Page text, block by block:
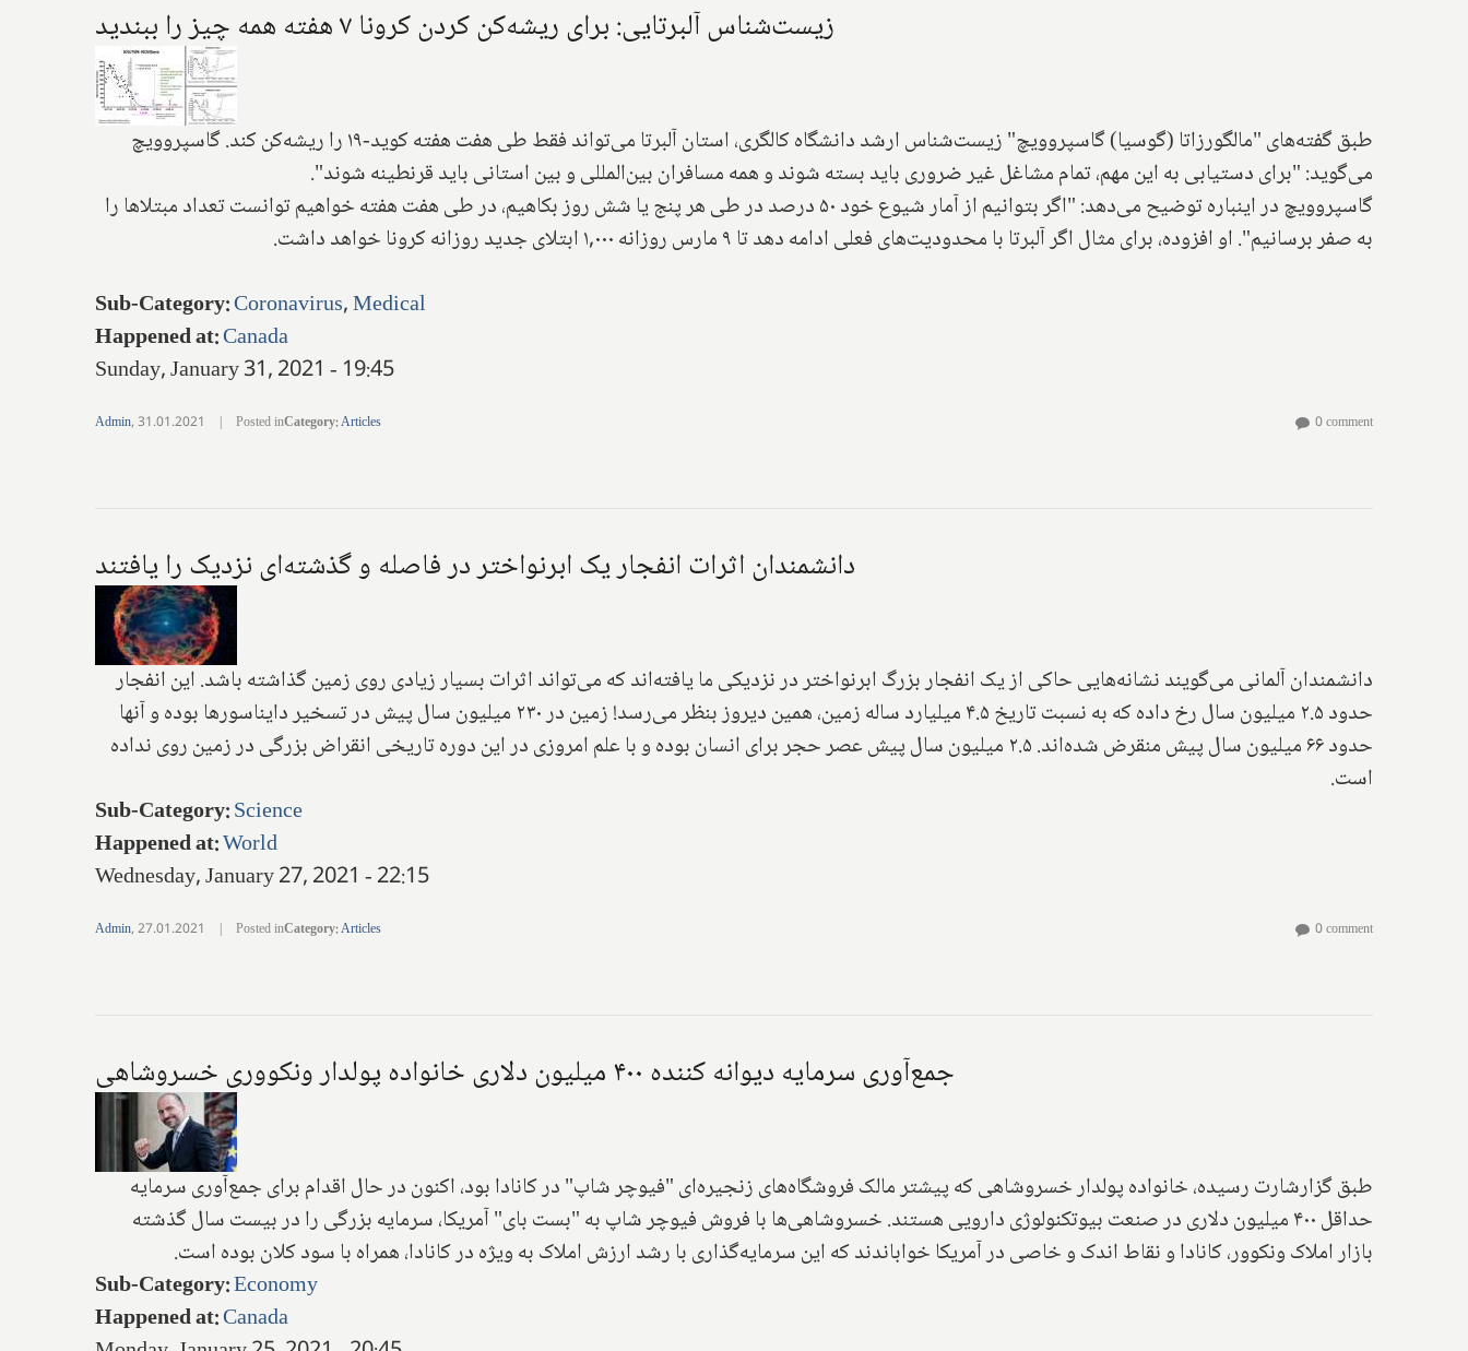
زیست‌شناس آلبرتایی: برای ریشه‌کن کردن کرونا ۷ هفته همه چیز را ببندید
طبق گفته‌های "مالگورزاتا (گوسیا) گاسپروویچ" زیست‌شناس ارشد دانشگاه کالگری، استان آلبرتا می‌تواند فقط طی هفت هفته کوید-۱۹ را ریشه‌کن کند. گاسپروویچ
می‌گوید: "برای دستیابی به این مهم، تمام مشاغل غیر ضروری باید بسته شوند و همه مسافران بین‌المللی و بین استانی باید قرنطینه شوند".
گاسپروویچ در اینباره توضیح می‌دهد: "اگر بتوانیم از آمار شیوع خود ۵۰ درصد در طی هر پنج یا شش روز بکاهیم، در طی هفت هفته خواهیم توانست تعداد مبتلاها را
به صفر برسانیم". او افزوده، برای مثال اگر آلبرتا با محدودیت‌های فعلی ادامه دهد تا ۹ مارس روزانه ۱,۰۰۰ ابتلای جدید روزانه کرونا خواهد داشت.
Sub-Category:Coronavirus,Medical
Happened at:Canada
Sunday, January 31, 2021 - 19:45
Admin,31.01.2021 | Posted inCategory:Articles 0 comment
دانشمندان اثرات انفجار یک ابرنواختر در فاصله و گذشته‌ای نزدیک را یافتند
دانشمندان آلمانی می‌گویند نشانه‌هایی حاکی از یک انفجار بزرگ ابرنواختر در نزدیکی ما یافته‌اند که می‌تواند اثرات بسیار زیادی روی زمین گذاشته باشد. این انفجار
حدود ۲.۵ میلیون سال رخ داده که به نسبت تاریخ ۴.۵ میلیارد ساله زمین، همین دیروز بنظر می‌رسد! زمین در ۲۳۰ میلیون سال پیش در تسخیر دایناسورها بوده و آنها
حدود ۶۶ میلیون سال پیش منقرض شده‌اند. ۲.۵ میلیون سال پیش عصر حجر برای انسان بوده و با علم امروزی در این دوره تاریخی انقراض بزرگی در زمین روی نداده
است.
Sub-Category:Science
Happened at:World
Wednesday, January 27, 2021 - 22:15
Admin,27.01.2021 | Posted inCategory:Articles 0 comment
جمع‌آوری سرمایه دیوانه کننده ۴۰۰ میلیون دلاری خانواده پولدار ونکووری خسروشاهی
طبق گزارشارت رسیده، خانواده پولدار خسروشاهی که پیشتر مالک فروشگاه‌های زنجیره‌ای "فیوچر شاپ" در کانادا بود، اکنون در حال اقدام برای جمع‌آوری سرمایه
حداقل ۴۰۰ میلیون دلاری در صنعت بیوتکنولوژی دارویی هستند. خسروشاهی‌ها با فروش فیوچر شاپ به "بست بای" آمریکا، سرمایه بزرگی را در بیست سال گذشته
بازار املاک ونکوور، کانادا و نقاط اندک و خاصی در آمریکا خواباندند که این سرمایه‌گذاری با رشد ارزش املاک به ویژه در کانادا، همراه با سود کلان بوده است.
Sub-Category:Economy
Happened at:Canada